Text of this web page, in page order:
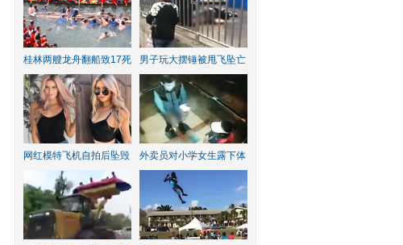
桂林两艘龙舟翻船致17死 男子玩大摆锤被甩飞坠亡
网红模特飞机自拍后坠毁 外卖员对小学女生露下体